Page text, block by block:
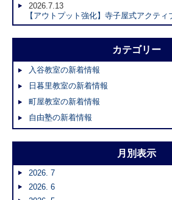
2026.7.13
【アウトプット強化】寺子屋式アクティ
カテゴリー
入谷教室の新着情報
日暮里教室の新着情報
町屋教室の新着情報
自由塾の新着情報
月別表示
2026. 7
2026. 6